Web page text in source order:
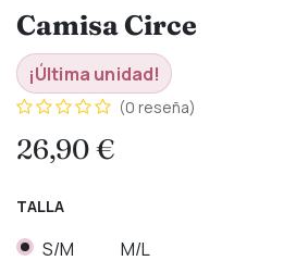
Camisa Circe
¡Última unidad!
(0 reseña)
26,90€
TALLA
S/M M/L